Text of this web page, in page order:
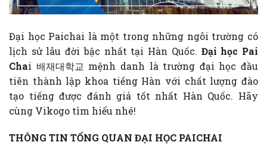
Đại học Paichai là một trong những ngôi trường có
lịch sử lâu đời bậc nhất tại Hàn Quốc. Đại học Pai
Chai 배재대학교 mệnh danh là trường đại học đầu
tiên thành lập khoa tiếng Hàn với chất lượng đào
tạo tiếng được đánh giá tốt nhất Hàn Quốc. Hãy
cùng Vikogo tìm hiểu nhé!
THÔNG TIN TỔNG QUAN ĐẠI HỌC PAICHAI